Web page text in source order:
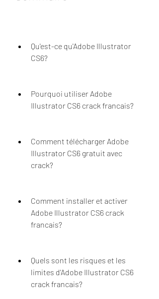
Qu'est-ce qu'Adobe Illustrator
CS6?
Pourquoi utiliser Adobe
Illustrator CS6 crack francais?
Comment télécharger Adobe
Illustrator CS6 gratuit avec
crack?
Comment installer et activer
Adobe Illustrator CS6 crack
francais?
Quels sont les risques et les
limites d'Adobe Illustrator CS6
crack francais?